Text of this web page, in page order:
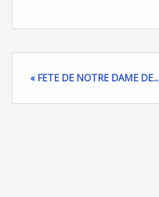
« FETE DE NOTRE DAME DE...